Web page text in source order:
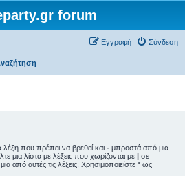
forum
Σύνδεση
Εγγραφή
που πρέπει να βρεθεί και - μπροστά από μια
μια λίστα με λέξεις που χωρίζονται με | σε
από αυτές τις λέξεις. Χρησιμοποιείστε * ως